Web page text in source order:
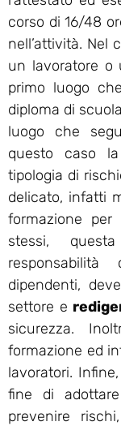
corso di 16/48
nell’attività. Nel
un lavoratore o
primo luogo
diploma di
luogo che
questo caso
tipologia di
delicato, infatti
formazione
stessi,
dipendenti,
settore e
sicurezza.
formazione ed
lavoratori.
fine di
prevenire